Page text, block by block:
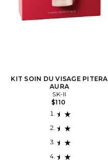
KIT SOIN DU VISAGE PITERA
AURA
SK-II
$110